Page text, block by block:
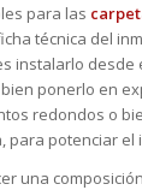
para las
técnica del
instalarlo desde
ponerlo en
redondos o
para potenciar
una